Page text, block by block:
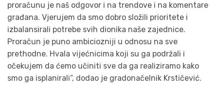
proračunu je naš odgovor i na trendove i na komentare
građana. Vjerujem da smo dobro složili prioritete i
izbalansirali potrebe svih dionika naše zajednice.
Proračun je puno ambiciozniji u odnosu na sve
prethodne. Hvala vijećnicima koji su ga podržali i
očekujem da ćemo učiniti sve da ga realiziramo kako
smo ga isplanirali“, dodao je gradonačelnik Krstičević.